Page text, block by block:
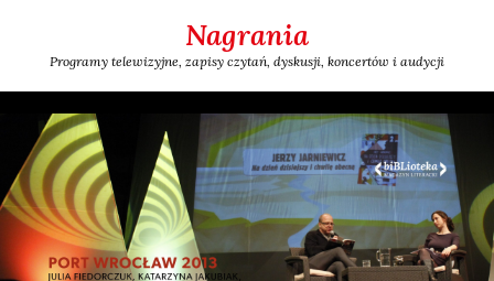
Nagrania
Programy telewizyjne, zapisy czytań, dyskusji, koncertów i audycji